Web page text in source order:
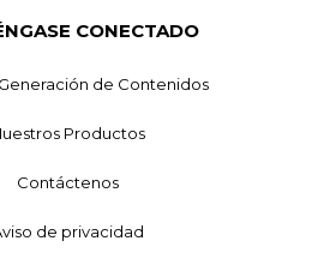
CONECTADO
de Contenidos
Productos
Contáctenos
de privacidad